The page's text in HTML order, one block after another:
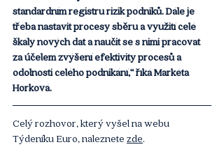
standardním registru rizik podniků. Dále je
třeba nastavit procesy sběru a využití celé
škály nových dat a naučit se s nimi pracovat
za účelem zvýšení efektivity procesů a
odolnosti celého podnikání,“ říká Markéta
Horková.
Celý rozhovor, který vyšel na webu
Týdeníku Euro, naleznete zde.